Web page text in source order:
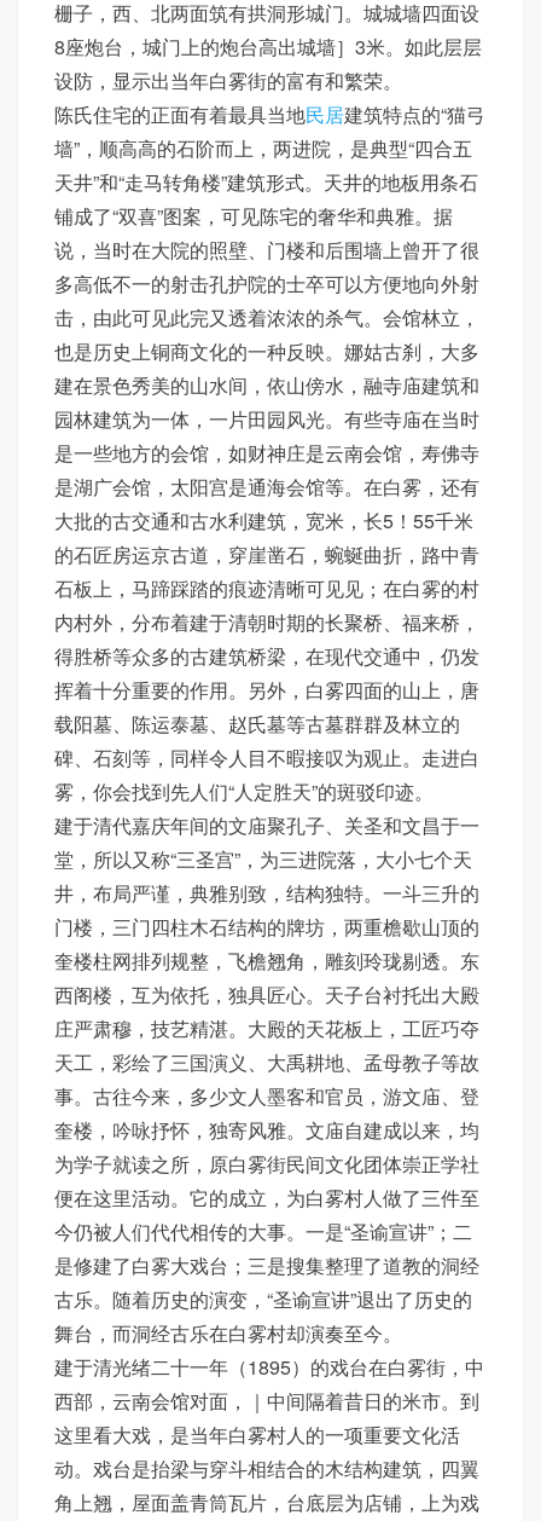
栅子，西、北两面筑有拱洞形城门。城城墙四面设
8座炮台，城门上的炮台高出城墙］3米。如此层层
设防，显示出当年白雾街的富有和繁荣。
陈氏住宅的正面有着最具当地民居建筑特点的“猫弓
墙”，顺高高的石阶而上，两进院，是典型“四合五
天井”和“走马转角楼”建筑形式。天井的地板用条石
铺成了“双喜”图案，可见陈宅的奢华和典雅。据
说，当时在大院的照壁、门楼和后围墙上曾开了很
多高低不一的射击孔护院的士卒可以方便地向外射
击，由此可见此完又透着浓浓的杀气。会馆林立，
也是历史上铜商文化的一种反映。娜姑古刹，大多
建在景色秀美的山水间，依山傍水，融寺庙建筑和
园林建筑为一体，一片田园风光。有些寺庙在当时
是一些地方的会馆，如财神庄是云南会馆，寿佛寺
是湖广会馆，太阳宫是通海会馆等。在白雾，还有
大批的古交通和古水利建筑，宽米，长5！55千米
的石匠房运京古道，穿崖凿石，蜿蜒曲折，路中青
石板上，马蹄踩踏的痕迹清晰可见见；在白雾的村
内村外，分布着建于清朝时期的长聚桥、福来桥，
得胜桥等众多的古建筑桥梁，在现代交通中，仍发
挥着十分重要的作用。另外，白雾四面的山上，唐
载阳墓、陈运泰墓、赵氏墓等古墓群群及林立的
碑、石刻等，同样令人目不暇接叹为观止。走进白
雾，你会找到先人们“人定胜天”的斑驳印迹。
建于清代嘉庆年间的文庙聚孔子、关圣和文昌于一
堂，所以又称“三圣宫”，为三进院落，大小七个天
井，布局严谨，典雅别致，结构独特。一斗三升的
门楼，三门四柱木石结构的牌坊，两重檐歇山顶的
奎楼柱网排列规整，飞檐翘角，雕刻玲珑剔透。东
西阁楼，互为依托，独具匠心。天子台衬托出大殿
庄严肃穆，技艺精湛。大殿的天花板上，工匠巧夺
天工，彩绘了三国演义、大禹耕地、孟母教子等故
事。古往今来，多少文人墨客和官员，游文庙、登
奎楼，吟咏抒怀，独寄风雅。文庙自建成以来，均
为学子就读之所，原白雾街民间文化团体崇正学社
便在这里活动。它的成立，为白雾村人做了三件至
今仍被人们代代相传的大事。一是“圣谕宣讲”；二
是修建了白雾大戏台；三是搜集整理了道教的洞经
古乐。随着历史的演变，“圣谕宣讲”退出了历史的
舞台，而洞经古乐在白雾村却演奏至今。
建于清光绪二十一年（1895）的戏台在白雾街，中
西部，云南会馆对面，｜中间隔着昔日的米市。到
这里看大戏，是当年白雾村人的一项重要文化活
动。戏台是抬梁与穿斗相结合的木结构建筑，四翼
角上翘，屋面盖青筒瓦片，台底层为店铺，上为戏